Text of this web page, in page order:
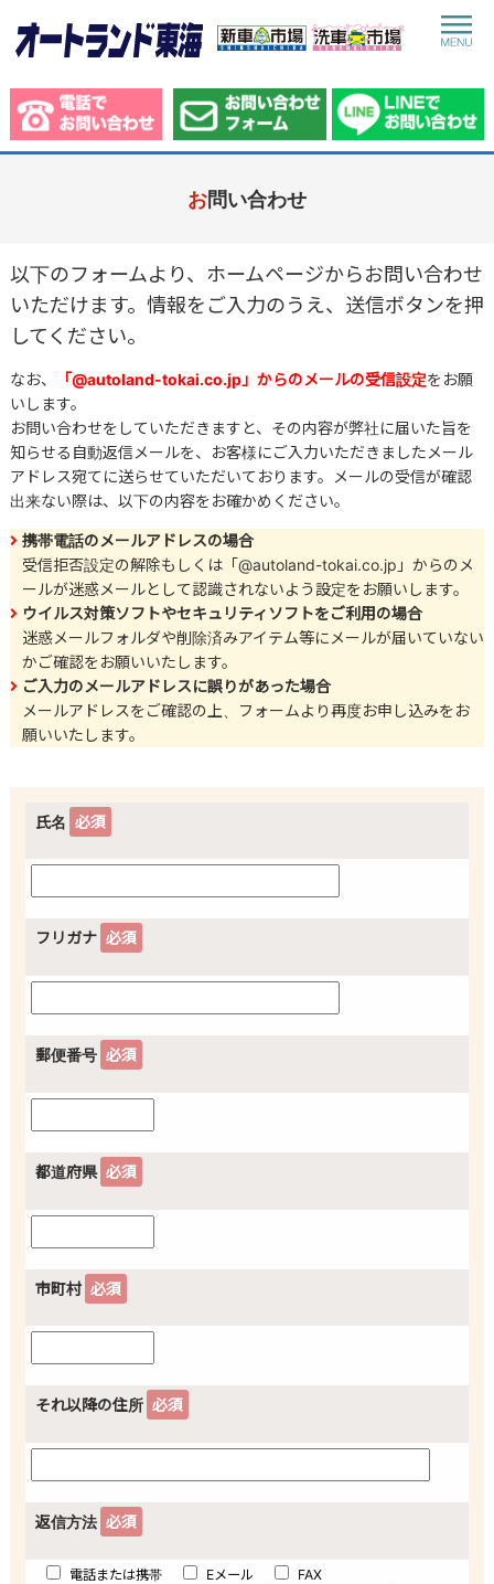
toggle
お問い合わせ
以下のフォームより、ホームページからお問い合わせ
いただけます。情報をご入力のうえ、送信ボタンを押
してください。
なお、 「@autoland-tokai.co.jp」からのメールの受信設定をお願
いします。
お問い合わせをしていただきますと、その内容が弊社に届いた旨を
知らせる自動返信メールを、お客様にご入力いただきましたメール
アドレス宛てに送らせていただいております。メールの受信が確認
出来ない際は、以下の内容をお確かめください。
携帯電話のメールアドレスの場合
受信拒否設定の解除もしくは「@autoland-tokai.co.jp」からのメ
ールが迷惑メールとして認識されないよう設定をお願いします。
ウイルス対策ソフトやセキュリティソフトをご利用の場合
迷惑メールフォルダや削除済みアイテム等にメールが届いていない
かご確認をお願いいたします。
ご入力のメールアドレスに誤りがあった場合
メールアドレスをご確認の上、フォームより再度お申し込みをお
願いいたします。
氏名 必須
フリガナ 必須
郵便番号 必須
都道府県 必須
市町村 必須
それ以降の住所 必須
返信方法 必須
電話または携帯 Eメール FAX